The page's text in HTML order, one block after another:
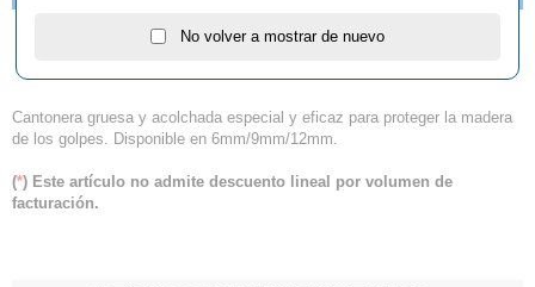
Cantonera Dr. Neubauer
Cantonera gruesa y acolchada especial y eficaz para proteger la madera
de los golpes. Disponible en 6mm/9mm/12mm.
(*) Este artículo no admite descuento lineal por volumen de
facturación.
No volver a mostrar de nuevo